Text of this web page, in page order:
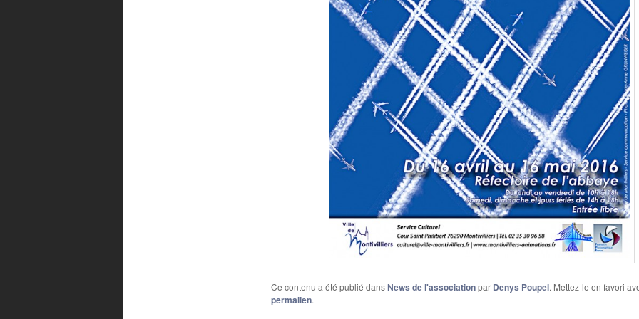
Ce contenu a été publié dansNews de l'associationpar Denys Poupel. Mettez-le en favori
permalien.